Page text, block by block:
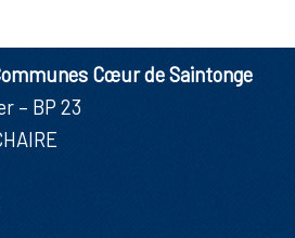
Cœur de Saintonge
– BP 23